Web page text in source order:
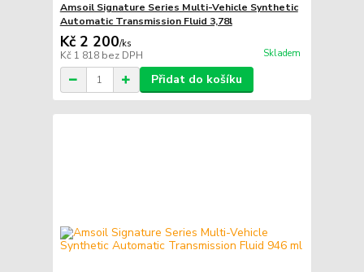
Amsoil Signature Series Multi-Vehicle Synthetic
Automatic Transmission Fluid 3,78l
Kč 2 200/ks
Kč 1 818 bez DPH Skladem
Přidat do košíku